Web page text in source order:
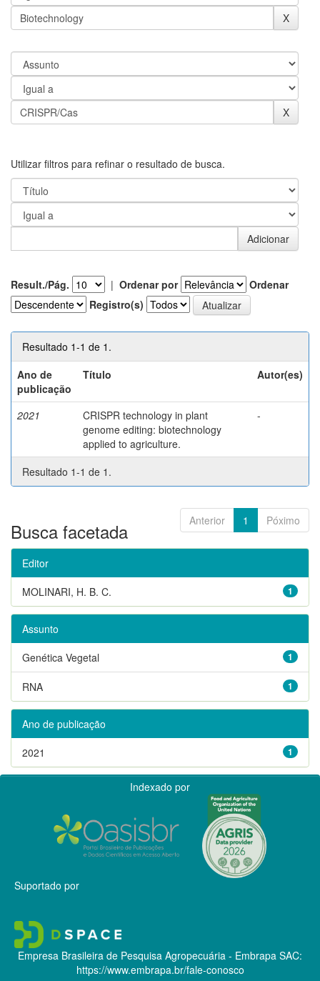
Utilizar filtros para refinar o resultado de busca.
Result./Pág. | Ordenar por
Ordenar
Registro(s)
Resultado 1-1 de 1.
Ano de
publicação
Título Autor(es)
2021
CRISPR technology in plant
genome editing: biotechnology
applied to agriculture.
-
Resultado 1-1 de 1.
Anterior 1 Póximo
Busca facetada
Editor
1
MOLINARI, H. B. C.
Assunto
1
Genética Vegetal
1
RNA
Ano de publicação
1
2021
Indexado por
Suportado por
Empresa Brasileira de Pesquisa Agropecuária - Embrapa SAC:
https://www.embrapa.br/fale-conosco